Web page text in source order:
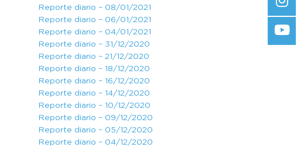
Reporte diario – 08/01/2021
Reporte diario – 06/01/2021
Reporte diario – 04/01/2021
Reporte diario – 31/12/2020
Reporte diario – 21/12/2020
Reporte diario – 18/12/2020
Reporte diario – 16/12/2020
Reporte diario – 14/12/2020
Reporte diario – 10/12/2020
Reporte diario – 09/12/2020
Reporte diario – 05/12/2020
Reporte diario – 04/12/2020